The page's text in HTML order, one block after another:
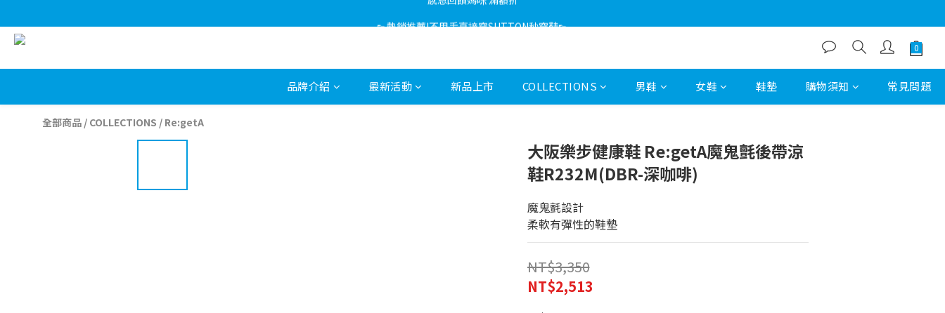
品牌介紹 最新活動 新品上市 COLLECTIONS 男鞋 女鞋 鞋墊 購物須知 常見問題
全部商品 / COLLECTIONS / Re:getA
大阪樂步健康鞋 Re:getA魔鬼氈後帶涼
鞋R232M(DBR-深咖啡)
魔鬼氈設計
柔軟有彈性的鞋墊
NT$3,350
NT$2,513